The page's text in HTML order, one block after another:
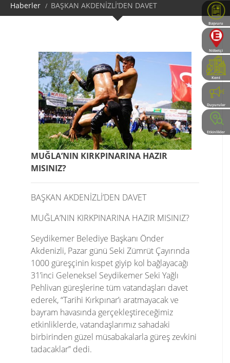
Başvuru
Rehberi
Nöbetçi
Eczaneler
Kent
Rehberi
Duyurular
Etkinlikler
Haberler BAŞKAN AKDENİZLİ’DEN DAVET
MUĞLA’NIN KIRKPINARINA HAZIR
MISINIZ?
BAŞKAN AKDENİZLİ’DEN DAVET
MUĞLA’NIN KIRKPINARINA HAZIR MISINIZ?
Seydikemer Belediye Başkanı Önder
Akdenizli, Pazar günü Seki Zümrüt Çayırında
1000 güreşçinin kıspet giyip kol bağlayacağı
31’inci Geleneksel Seydikemer Seki Yağlı
Pehlivan güreşlerine tüm vatandaşları davet
ederek, “Tarihi Kırkpınar’ı aratmayacak ve
bayram havasında gerçekleştireceğimiz
etkinliklerde, vatandaşlarımız sahadaki
birbirinden güzel müsabakalarla güreş zevkini
tadacaklar” dedi.